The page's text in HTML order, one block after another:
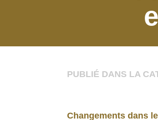
PUBLIÉ DANS LA
Changements dans